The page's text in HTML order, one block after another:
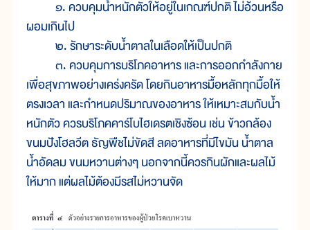
๑. ควบคุมน้ำหนักตัวให้อยู่ในเกณฑ์ปกติ ไม่อ้วนหรือ
ผอมเกินไป
๒. รักษาระดับน้ำตาลในเลือดให้เป็นปกติ
๓. ควบคุมการบริโภคอาหาร และการออกกำลังกาย
เพื่อสุขภาพอย่างเคร่งครัด โดยกินอาหารมื้อหลักทุกมื้อให้
ตรงเวลา และกำหนดปริมาณของอาหาร ให้เหมาะสมกับน้ำ
หนักตัว ควรบริโภคคาร์โบไฮเดรตเชิงซ้อน เช่น ข้าวกล้อง
ขนมปังโฮลวีต ธัญพืชไม่ขัดสี ลดอาหารที่มีไขมัน น้ำตาล
น้ำอัดลม ขนมหวานต่างๆ นอกจากนี้ควรกินผักและผลไม้
ให้มาก แต่ผลไม้ต้องมีรสไม่หวานจัด